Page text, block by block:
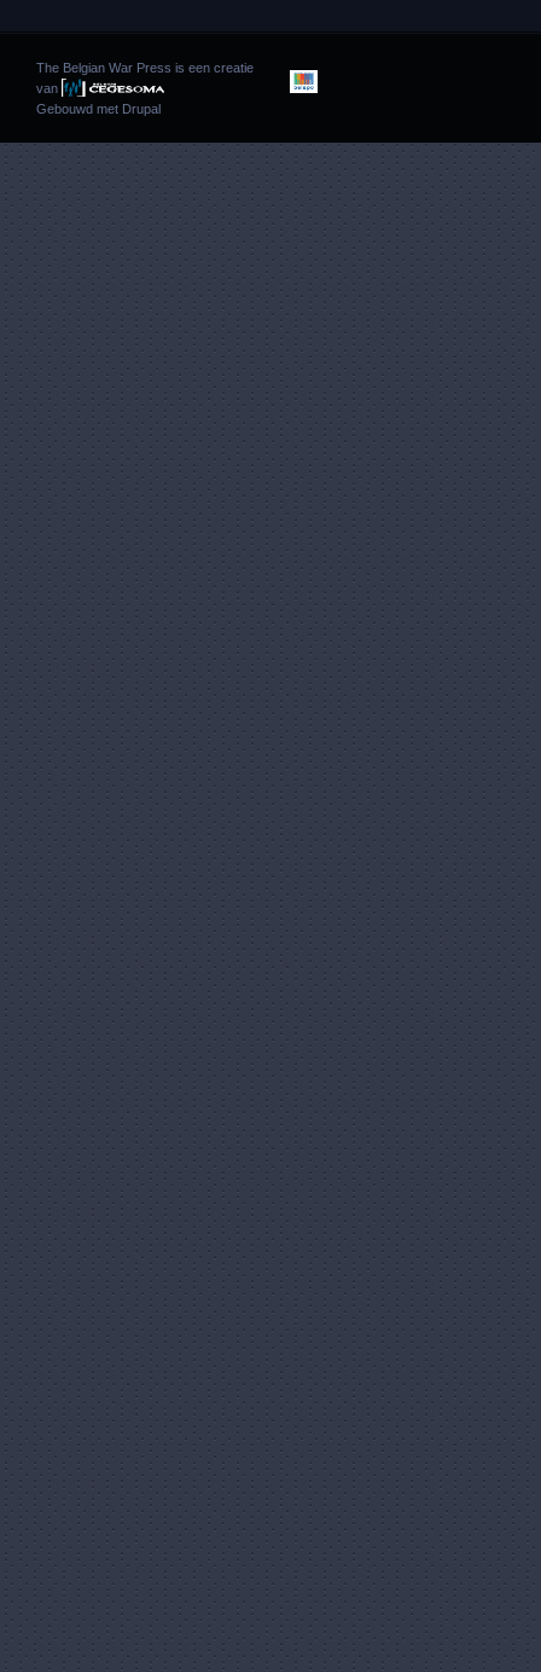
The Belgian War Press is een creatie
van
Gebouwd met Drupal